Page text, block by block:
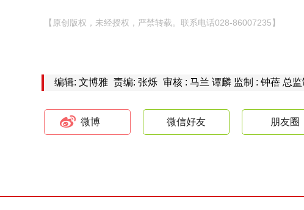
【原创版权，未经授权，严禁转载。联系电话028-86007235】
编辑: 文博雅 责编: 张烁 审核 : 马兰 谭麟 监制 : 钟蓓 总
微博 微信好友 朋友圈